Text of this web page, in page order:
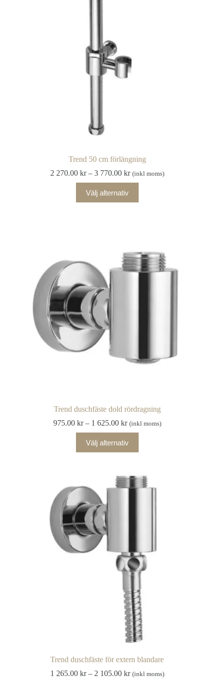
Trend 50 cm förlängning
2 270.00 kr – 3 770.00 krPrisintervall:
2
(inkl moms)
Välj alternativ
här
produkten
alternativen
kan
på
produktsidan
Trend duschfäste dold rördragning
975.00 kr – 1 625.00 krPrisintervall:
975.00 kr
till
(inkl moms)
Välj alternativ
här
produkten
varianter.
De
alternativen
kan
väljas
på
Trend duschfäste för extern blandare
1 265.00 kr – 2 105.00 krPrisintervall:
(inkl moms)